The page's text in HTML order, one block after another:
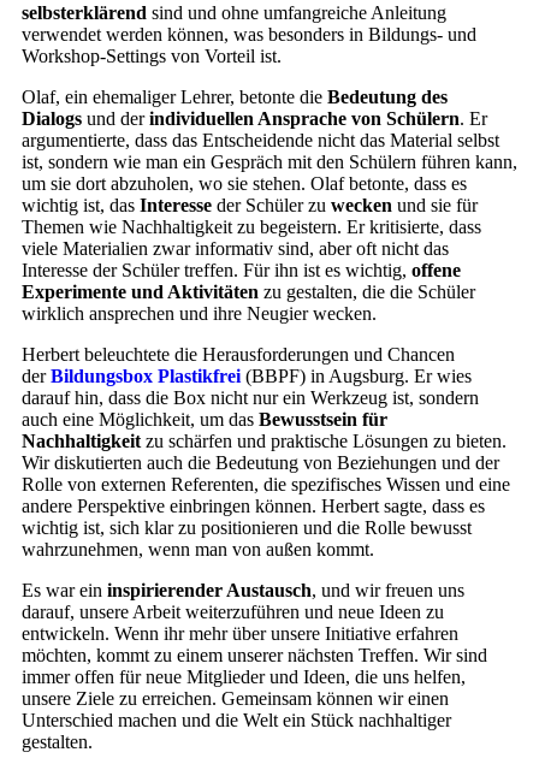
selbsterklärend sind und ohne umfangreiche Anleitung
verwendet werden können, was besonders in Bildungs- und
Workshop-Settings von Vorteil ist.
Olaf, ein ehemaliger Lehrer, betonte die Bedeutung des
Dialogs und derindividuellen Ansprache von Schülern. Er
argumentierte, dass das Entscheidende nicht das Material selbst
ist, sondern wie man ein Gespräch mit den Schülern führen kann,
um sie dort abzuholen, wo sie stehen. Olaf betonte, dass es
wichtig ist, das Interesse der Schüler zu wecken und sie für
Themen wie Nachhaltigkeit zu begeistern. Er kritisierte, dass
viele Materialien zwar informativ sind, aber oft nicht das
Interesse der Schüler treffen. Für ihn ist es wichtig, offene
Experimente und Aktivitäten zu gestalten, die die Schüler
wirklich ansprechen und ihre Neugier wecken.
Herbert beleuchtete die Herausforderungen und Chancen
derBildungsbox Plastikfrei (BBPF) in Augsburg. Er wies
darauf hin, dass die Box nicht nur ein Werkzeug ist, sondern
auch eine Möglichkeit, um das Bewusstsein für
Nachhaltigkeit zu schärfen und praktische Lösungen zu bieten.
Wir diskutierten auch die Bedeutung von Beziehungen und der
Rolle von externen Referenten, die spezifisches Wissen und eine
andere Perspektive einbringen können. Herbert sagte, dass es
wichtig ist, sich klar zu positionieren und die Rolle bewusst
wahrzunehmen, wenn man von außen kommt.
Es war ein inspirierender Austausch, und wir freuen uns
darauf, unsere Arbeit weiterzuführen und neue Ideen zu
entwickeln. Wenn ihr mehr über unsere Initiative erfahren
möchten, kommt zu einem unserer nächsten Treffen. Wir sind
immer offen für neue Mitglieder und Ideen, die uns helfen,
unsere Ziele zu erreichen. Gemeinsam können wir einen
Unterschied machen und die Welt ein Stück nachhaltiger
gestalten.